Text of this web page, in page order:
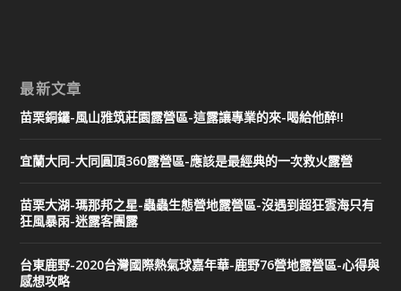
最新文章
苗栗銅鑼-風山雅筑莊園露營區-這露讓專業的來-喝給他醉!!
宜蘭大同-大同圓頂360露營區-應該是最經典的一次救火露營
苗栗大湖-瑪那邦之星-蟲蟲生態營地露營區-沒遇到超狂雲海只有
狂風暴雨-迷露客團露
台東鹿野-2020台灣國際熱氣球嘉年華-鹿野76營地露營區-心得與
感想攻略